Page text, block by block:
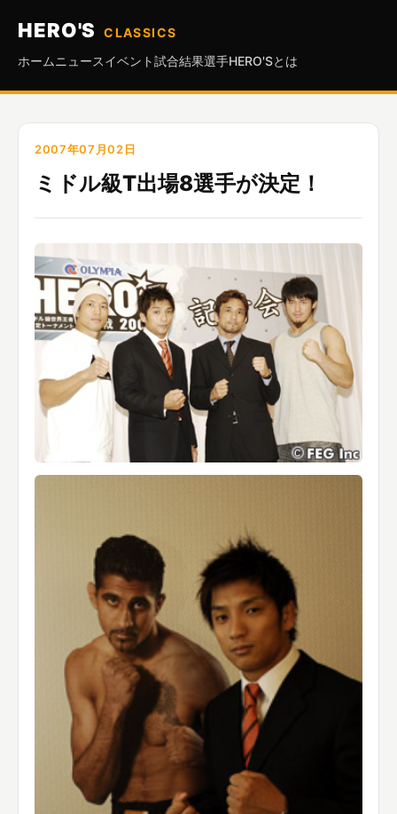
HERO'S
CLASSICS
ホーム ニュースイベント試合結果選手HERO'Sとは
2007年07月02日
ミドル級T出場8選手が決定！